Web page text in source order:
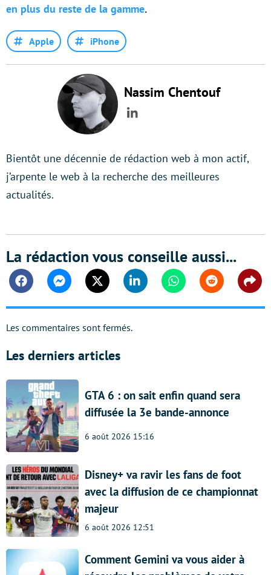
en plus du reste de la gamme.
Apple iPhone
Nassim Chentouf
LinkedIn
Bientôt une décennie de rédaction web à mon actif,
j’arpente le web à la recherche des meilleures
actualités.
La rédaction vous conseille aussi...
FacebookMessengerTwitter Linkedin WhatsappReddit
Les commentaires sont fermés.
Les derniers articles
GTA 6 : on sait enfin quand sera
diffusée la 3e bande-annonce
6 août 2026 15:16
Disney+ va ravir les fans de foot
avec la diffusion de ce championnat
majeur
6 août 2026 12:51
Comment Gemini va vous aider à